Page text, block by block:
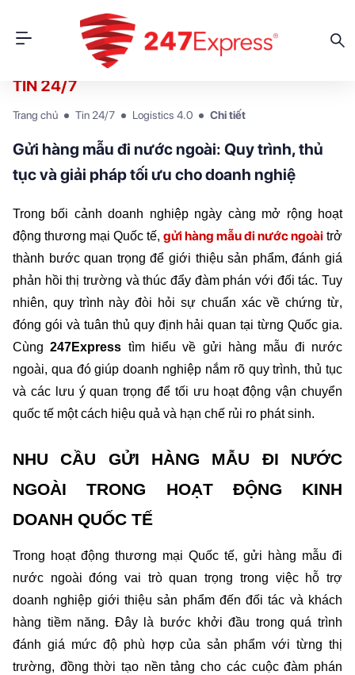
TIN 24/7
Trang chủ Tin 24/7 Logistics 4.0 Chi tiết
Gửi hàng mẫu đi nước ngoài: Quy trình, thủ
tục và giải pháp tối ưu cho doanh nghiệ
Trong bối cảnh doanh nghiệp ngày càng mở rộng hoạt
động thương mại Quốc tế, gửi hàng mẫu đi nước ngoài trở
thành bước quan trọng để giới thiệu sản phẩm, đánh giá
phản hồi thị trường và thúc đẩy đàm phán với đối tác. Tuy
nhiên, quy trình này đòi hỏi sự chuẩn xác về chứng từ,
đóng gói và tuân thủ quy định hải quan tại từng Quốc gia.
Cùng 247Express tìm hiểu về gửi hàng mẫu đi nước
ngoài, qua đó giúp doanh nghiệp nắm rõ quy trình, thủ tục
và các lưu ý quan trọng để tối ưu hoạt động vận chuyển
quốc tế một cách hiệu quả và hạn chế rủi ro phát sinh.
NHU CẦU GỬI HÀNG MẪU ĐI NƯỚC
NGOÀI TRONG HOẠT ĐỘNG KINH
DOANH QUỐC TẾ
Trong hoạt động thương mại Quốc tế, gửi hàng mẫu đi
nước ngoài đóng vai trò quan trọng trong việc hỗ trợ
doanh nghiệp giới thiệu sản phẩm đến đối tác và khách
hàng tiềm năng. Đây là bước khởi đầu trong quá trình
đánh giá mức độ phù hợp của sản phẩm với từng thị
trường, đồng thời tạo nền tảng cho các cuộc đàm phán